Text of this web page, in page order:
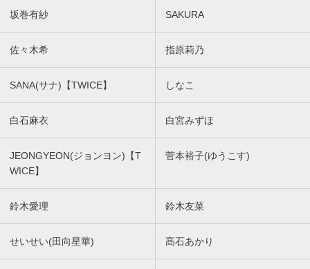
坂巻有紗 SAKURA
佐々木希 指原莉乃
SANA(サナ)【TWICE】 しなこ
白石麻衣 白宮みずほ
JEONGYEON(ジョンヨン)【T
WICE】
菅本裕子(ゆうこす)
鈴木愛理 鈴木友菜
せいせい(田向星華) 髙石あかり